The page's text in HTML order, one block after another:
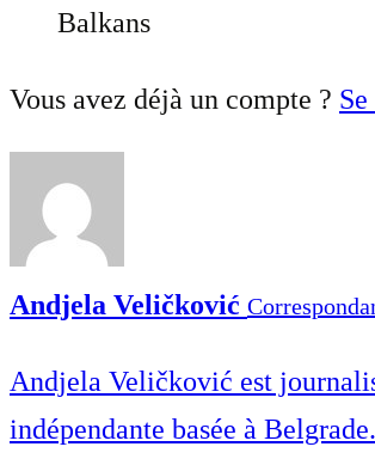
Balkans
Vous avez déjà un compte ?
Andjela Veličković
Andjela Veličković est
indépendante basée à